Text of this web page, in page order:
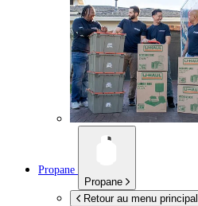
Propane
Propane
Retour au menu principal